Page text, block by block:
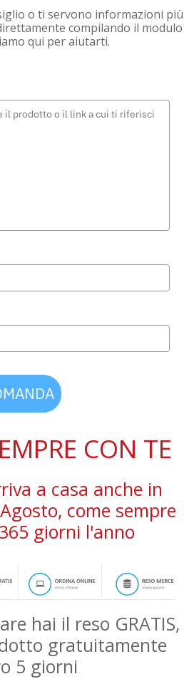
o ti servono informazioni più
compilando il modulo
qui per aiutarti.
CON TE
a casa anche in
come sempre
giorni l'anno
hai il reso GRATIS,
gratuitamente
5 giorni